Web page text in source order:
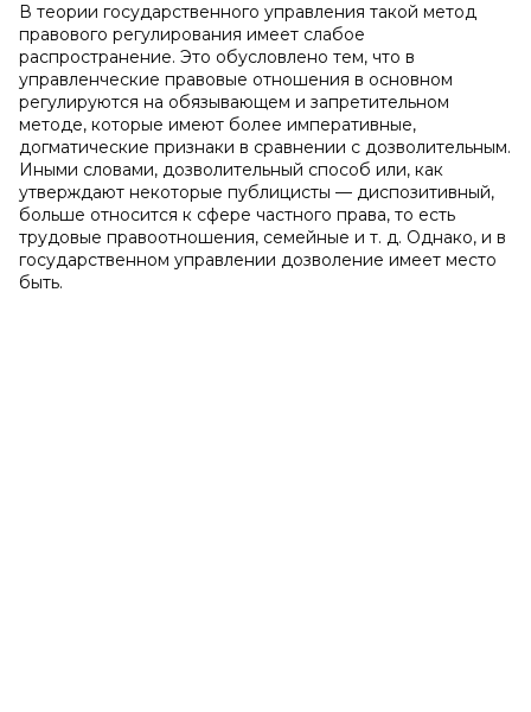
В теории государственного управления такой метод
правового регулирования имеет слабое
распространение. Это обусловлено тем, что в
управленческие правовые отношения в основном
регулируются на обязывающем и запретительном
методе, которые имеют более императивные,
догматические признаки в сравнении с дозволительным.
Иными словами, дозволительный способ или, как
утверждают некоторые публицисты — диспозитивный,
больше относится к сфере частного права, то есть
трудовые правоотношения, семейные и т. д. Однако, и в
государственном управлении дозволение имеет место
быть.